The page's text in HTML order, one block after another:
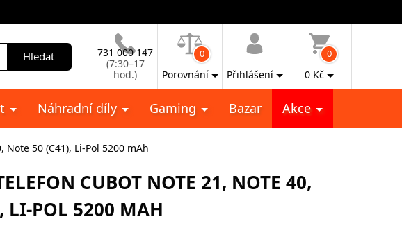
Hledat
731 000 147
(7:30–17
hod.)
0
Porovnání Přihlášení
0
0 Kč
Náhradní díly Gaming Bazar Akce
50 (C41), Li-Pol 5200 mAh
CUBOT NOTE 21, NOTE 40,
LI-POL 5200 MAH